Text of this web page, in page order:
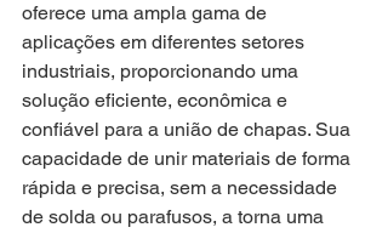
oferece uma ampla gama de
aplicações em diferentes setores
industriais, proporcionando uma
solução eficiente, econômica e
confiável para a união de chapas. Sua
capacidade de unir materiais de forma
rápida e precisa, sem a necessidade
de solda ou parafusos, a torna uma